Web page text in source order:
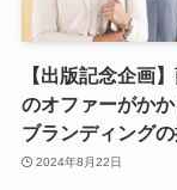
【出版記念企画
のオファーがか
ブランディング
2024年8月22日